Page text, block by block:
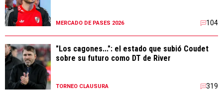
MERCADO DE PASES 2026 104
"Los cagones...": el estado que subió Coudet
sobre su futuro como DT de River
TORNEO CLAUSURA 319